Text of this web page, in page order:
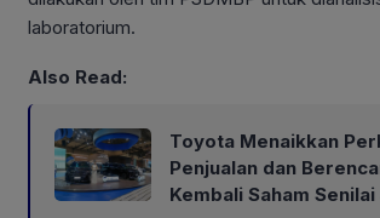
laboratorium.
Also Read:
Toyota Menaikkan
Penjualan dan
Kembali Saham